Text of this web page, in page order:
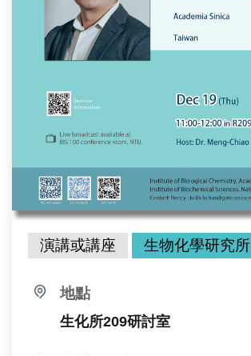
演講或講座 生物化學研究所
地點
生化所209研討室